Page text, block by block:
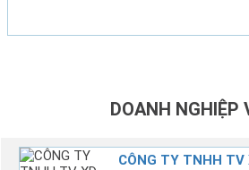
DOANH NGHIỆP
CÔNG TY TNHH TV